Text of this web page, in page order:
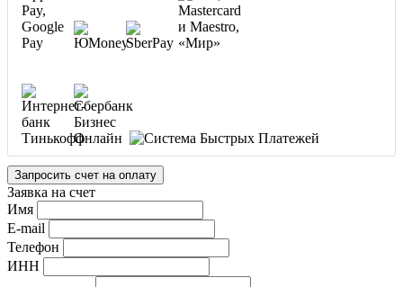
Запросить счет на оплату
Заявка на счет
Имя
E-mail
Телефон
ИНН